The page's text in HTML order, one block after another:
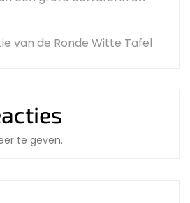
van de Ronde Witte Tafel
te geven.